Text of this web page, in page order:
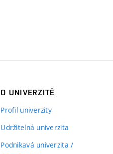
O UNIVERZITĚ
Profil univerzity
Udržitelná univerzita
Podnikavá univerzita /